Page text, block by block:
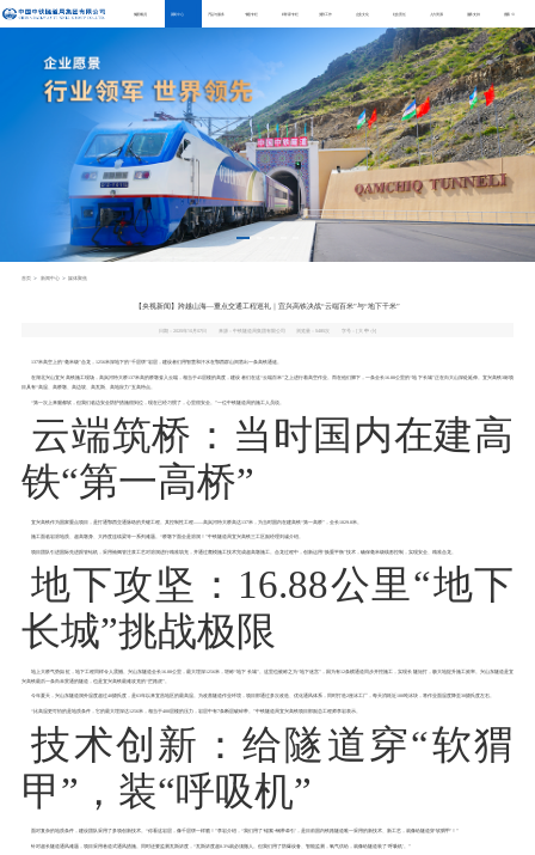
集团概况 新闻中心 产品与服务 专题专栏 科学家专栏 党群工作 企业文化 社会责任 人力资源 服务支持 搜索
首页 新闻中心 媒体聚焦
【央视新闻】跨越山海—重点交通工程巡礼｜宜兴高铁决战“云端百米”与“地下千米”
日期：2025年10月07日 来源：中铁隧道局集团有限公司 浏览量：5485次 字号：[ 大 中 小]
137米高空上的“毫米级”合龙，1256米深地下的“千层饼”岩层，建设者们用智慧和汗水在鄂西群山间凿出一条高铁通途。
在湖北兴山宜兴高铁施工现场，高岚河特大桥137米高的桥墩耸入云端，相当于45层楼的高度，建设者们在这“云端百米”之上进行着高空作业。而在他们脚下，一条全长16.88公里的“地下长城”正在向大山深处延伸。宜兴高铁3标项
目具有“高温、高桥墩、高边坡、高瓦斯、高地应力”五高特点。
“第一次上来腿都软，但我们临边安全防护措施很到位，现在已经习惯了，心里很安全。”一位中铁隧道局的施工人员说。
云端筑桥：当时国内在建高
铁“第一高桥”
宜兴高铁作为国家重点项目，是打通鄂西交通脉络的关键工程。其控制性工程——高岚河特大桥高达137米，为当时国内在建高铁“第一高桥”，全长1029.8米。
施工面临岩溶地质、超高墩身、大跨度连续梁等一系列难题。“桥墩下面全是溶洞！”中铁隧道局宜兴高铁三工区副经理刘诚介绍。
项目团队引进国际先进跟管钻机，采用袖阀管注浆工艺对溶洞进行精准填充，并通过爬模施工技术完成超高墩施工。合龙过程中，创新运用“换重平衡”技术，确保毫米级线形控制，实现安全、精准合龙。
地下攻坚：16.88公里“地下
长城”挑战极限
地上大桥气势如虹，地下工程同样令人震撼。兴山东隧道全长16.88公里，最大埋深1256米，堪称“地下长城”。这里也被称之为“地下迷宫”，因为有12条横通道同步开挖施工，实现长隧短打，极大地提升施工效率。兴山东隧道是宜
兴高铁最后一条尚未贯通的隧道，也是宜兴高铁最难攻克的“拦路虎”。
今年夏天，兴山东隧道洞外温度超过40摄氏度，是63年以来宜昌地区的最高温。为改善隧道作业环境，项目部通过多次改造、优化通风体系，同时打造2座冰工厂，每天消耗近100吨冰块，将作业面温度降至30摄氏度左右。
“比高温更可怕的是地质条件，它的最大埋深达1256米，相当于400层楼的压力，岩层中有7条断层破碎带。”中铁隧道局宜兴高铁项目部副总工程师李岩表示。
技术创新：给隧道穿“软猬
甲”，装“呼吸机”
面对复杂的地质条件，建设团队采用了多项创新技术。“你看这岩层，像千层饼一样脆！”李岩介绍，“我们用了‘锚索+钢带牵引’，是目前国内铁路隧道唯一采用的新技术、新工艺，就像给隧道穿‘软猬甲’！”
针对超长隧道通风难题，项目采用巷道式通风措施。同时还要监测瓦斯浓度，“瓦斯浓度超0.3%就必须撤人。但我们用了防爆设备、智能监测，氧气供给，就像给隧道装了‘呼吸机’。”